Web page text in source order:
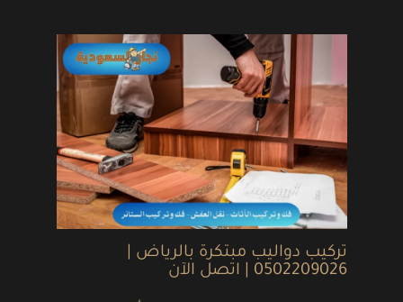
تركيب دواليب مبتكرة بالرياض |
0502209026 | اتصل الآن